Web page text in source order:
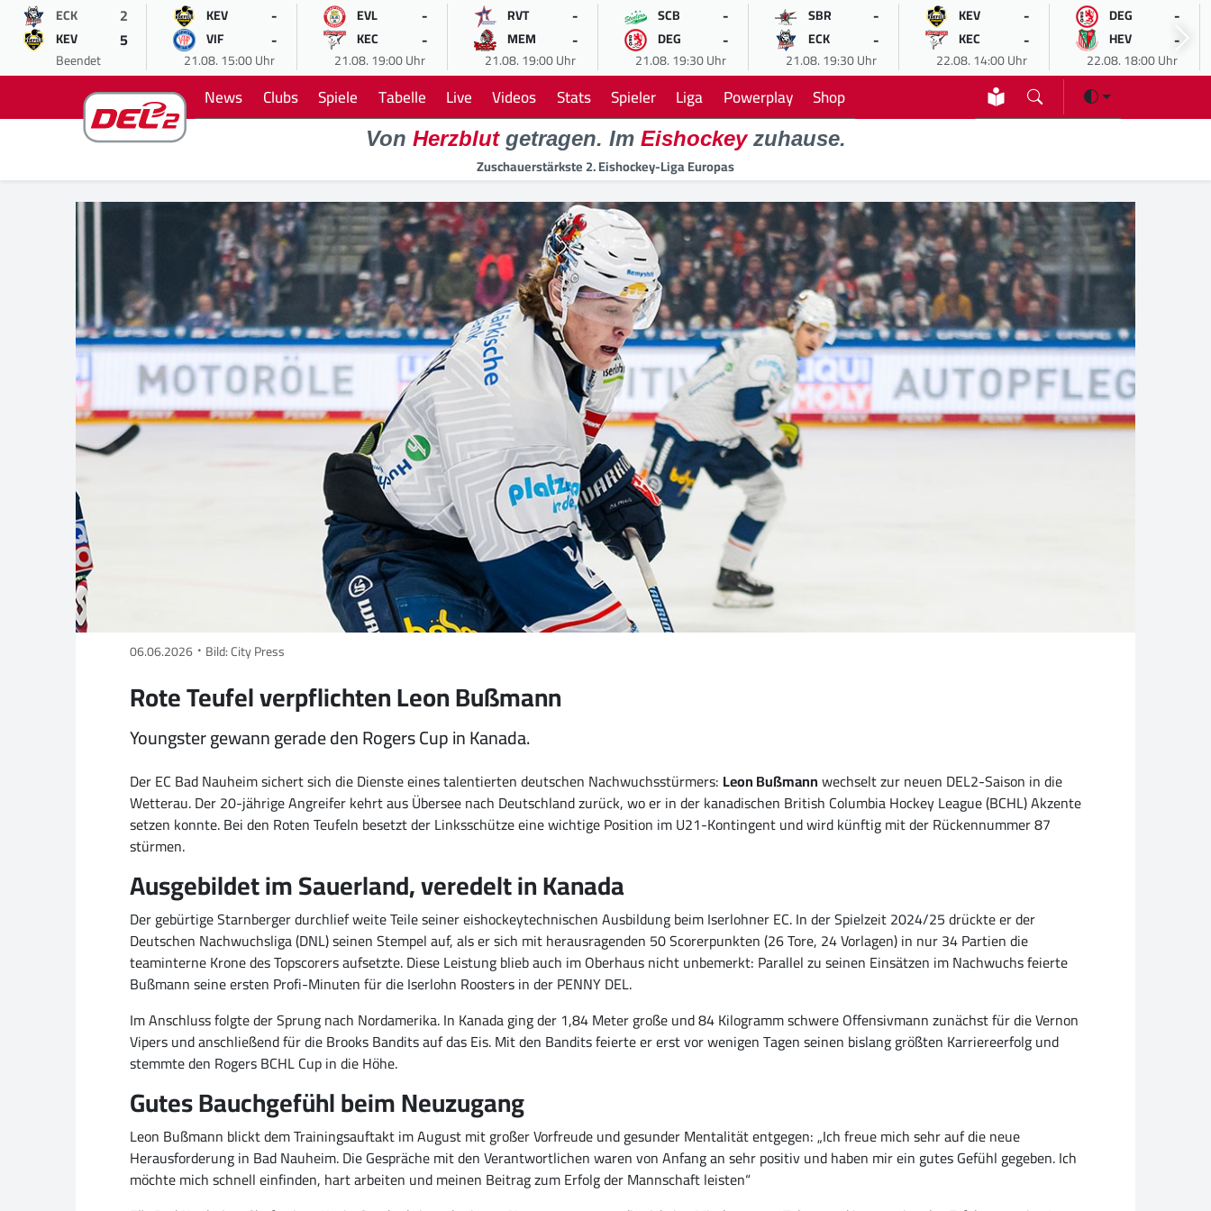
ECK 2
KEV 5
Beendet
KEV -
VIF -
21.08. 15:00 Uhr
EVL -
KEC -
21.08. 19:00 Uhr
RVT -
MEM -
21.08. 19:00 Uhr
SCB -
DEG -
21.08. 19:30 Uhr
SBR -
ECK -
21.08. 19:30 Uhr
KEV -
KEC -
22.08. 14:00 Uhr
DEG -
HEV -
22.08. 18:00 Uhr
News Clubs Spiele Tabelle Live Videos Stats Spieler Liga Powerplay Shop
Von Herzblutgetragen. Im Eishockeyzuhause.
Zuschauerstärkste 2. Eishockey-Liga Europas
06.06.2026 Bild: City Press
Rote Teufel verpflichten Leon Bußmann
Youngster gewann gerade den Rogers Cup in Kanada.
Der EC Bad Nauheim sichert sich die Dienste eines talentierten deutschen Nachwuchsstürmers: Leon Bußmannwechselt zur neuen DEL2-Saison in die
Wetterau. Der 20-jährige Angreifer kehrt aus Übersee nach Deutschland zurück, wo er in der kanadischen British Columbia Hockey League (BCHL) Akzente
setzen konnte. Bei den Roten Teufeln besetzt der Linksschütze eine wichtige Position im U21-Kontingent und wird künftig mit der Rückennummer 87
stürmen.
Ausgebildet im Sauerland, veredelt in Kanada
Der gebürtige Starnberger durchlief weite Teile seiner eishockeytechnischen Ausbildung beim Iserlohner EC. In der Spielzeit 2024/25 drückte er der
Deutschen Nachwuchsliga (DNL) seinen Stempel auf, als er sich mit herausragenden 50 Scorerpunkten (26 Tore, 24 Vorlagen) in nur 34 Partien die
teaminterne Krone des Topscorers aufsetzte. Diese Leistung blieb auch im Oberhaus nicht unbemerkt: Parallel zu seinen Einsätzen im Nachwuchs feierte
Bußmann seine ersten Profi-Minuten für die Iserlohn Roosters in der PENNY DEL.
Im Anschluss folgte der Sprung nach Nordamerika. In Kanada ging der 1,84 Meter große und 84 Kilogramm schwere Offensivmann zunächst für die Vernon
Vipers und anschließend für die Brooks Bandits auf das Eis. Mit den Bandits feierte er erst vor wenigen Tagen seinen bislang größten Karriereerfolg und
stemmte den Rogers BCHL Cup in die Höhe.
Gutes Bauchgefühl beim Neuzugang
Leon Bußmann blickt dem Trainingsauftakt im August mit großer Vorfreude und gesunder Mentalität entgegen: „Ich freue mich sehr auf die neue
Herausforderung in Bad Nauheim. Die Gespräche mit den Verantwortlichen waren von Anfang an sehr positiv und haben mir ein gutes Gefühl gegeben. Ich
möchte mich schnell einfinden, hart arbeiten und meinen Beitrag zum Erfolg der Mannschaft leisten“